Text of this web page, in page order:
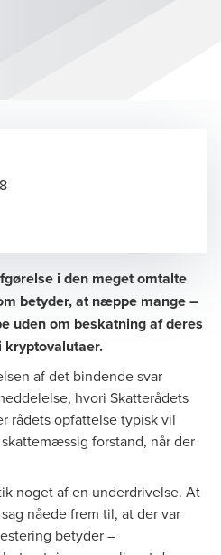
i den meget omtalte
betyder, at næppe mange –
uden om beskatning af deres
kryptovalutaer.
af det bindende svar
, hvori Skatterådets
rådets opfattelse typisk vil
forstand, når der
noget af en underdrivelse. At
nåede frem til, at der var
betyder –